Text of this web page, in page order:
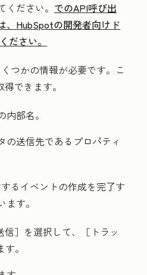
ださい。 でのAPI呼び出
、HubSpotの開発者向けド
ださい。
つかの情報が必要です。こ
できます。
内部名。
の送信先であるプロパティ
るイベントの作成を完了す
す。
信］を選択して、［トラッ
。